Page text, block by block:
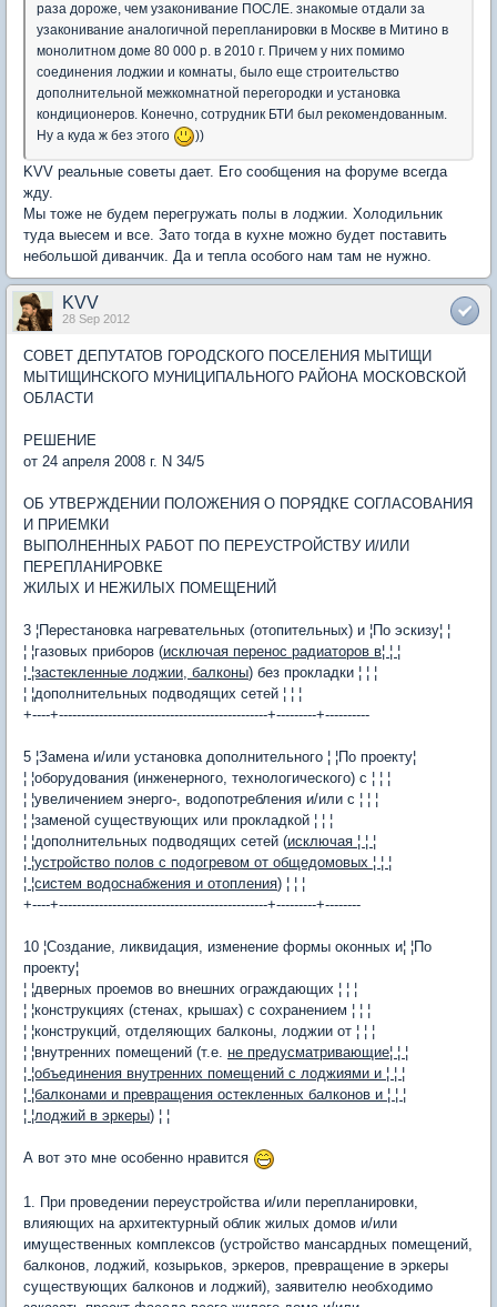
раза дороже, чем узаконивание ПОСЛЕ. знакомые отдали за
узаконивание аналогичной перепланировки в Москве в Митино в
монолитном доме 80 000 р. в 2010 г. Причем у них помимо
соединения лоджии и комнаты, было еще строительство
дополнительной межкомнатной перегородки и установка
кондиционеров. Конечно, сотрудник БТИ был рекомендованным.
Ну а куда ж без этого
))
KVV реальные советы дает. Его сообщения на форуме всегда
жду.
Мы тоже не будем перегружать полы в лоджии. Холодильник
туда выесем и все. Зато тогда в кухне можно будет поставить
небольшой диванчик. Да и тепла особого нам там не нужно.
KVV
28 Sep 2012
СОВЕТ ДЕПУТАТОВ ГОРОДСКОГО ПОСЕЛЕНИЯ МЫТИЩИ
МЫТИЩИНСКОГО МУНИЦИПАЛЬНОГО РАЙОНА МОСКОВСКОЙ
ОБЛАСТИ
РЕШЕНИЕ
от 24 апреля 2008 г. N 34/5
ОБ УТВЕРЖДЕНИИ ПОЛОЖЕНИЯ О ПОРЯДКЕ СОГЛАСОВАНИЯ
И ПРИЕМКИ
ВЫПОЛНЕННЫХ РАБОТ ПО ПЕРЕУСТРОЙСТВУ И/ИЛИ
ПЕРЕПЛАНИРОВКЕ
ЖИЛЫХ И НЕЖИЛЫХ ПОМЕЩЕНИЙ
3 ¦Перестановка нагревательных (отопительных) и ¦По эскизу¦ ¦
¦ ¦газовых приборов (исключая перенос радиаторов в¦ ¦ ¦
¦ ¦застекленные лоджии, балконы) без прокладки ¦ ¦ ¦
¦ ¦дополнительных подводящих сетей ¦ ¦ ¦
+----+-----------------------------------------------+---------+----------
5 ¦Замена и/или установка дополнительного ¦ ¦По проекту¦
¦ ¦оборудования (инженерного, технологического) с ¦ ¦ ¦
¦ ¦увеличением энерго-, водопотребления и/или с ¦ ¦ ¦
¦ ¦заменой существующих или прокладкой ¦ ¦ ¦
¦ ¦дополнительных подводящих сетей (исключая ¦ ¦ ¦
¦ ¦устройство полов с подогревом от общедомовых ¦ ¦ ¦
¦ ¦систем водоснабжения и отопления) ¦ ¦ ¦
+----+-----------------------------------------------+---------+--------
10 ¦Создание, ликвидация, изменение формы оконных и¦ ¦По
проекту¦
¦ ¦дверных проемов во внешних ограждающих ¦ ¦ ¦
¦ ¦конструкциях (стенах, крышах) с сохранением ¦ ¦ ¦
¦ ¦конструкций, отделяющих балконы, лоджии от ¦ ¦ ¦
¦ ¦внутренних помещений (т.е. не предусматривающие¦ ¦ ¦
¦ ¦объединения внутренних помещений с лоджиями и ¦ ¦ ¦
¦ ¦балконами и превращения остекленных балконов и ¦ ¦ ¦
¦ ¦лоджий в эркеры) ¦ ¦
А вот это мне особенно нравится
1. При проведении переустройства и/или перепланировки,
влияющих на архитектурный облик жилых домов и/или
имущественных комплексов (устройство мансардных помещений,
балконов, лоджий, козырьков, эркеров, превращение в эркеры
существующих балконов и лоджий), заявителю необходимо